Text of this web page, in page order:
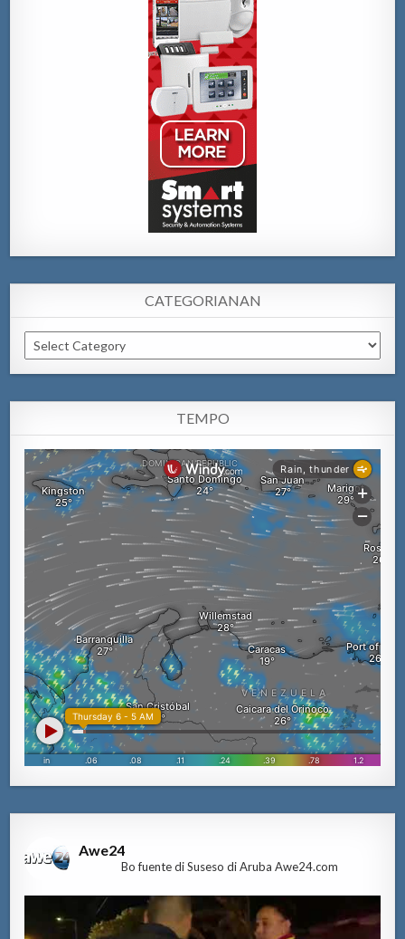
CATEGORIANAN
Categorianan
TEMPO
Awe24
Bo fuente di Suseso di Aruba Awe24.com